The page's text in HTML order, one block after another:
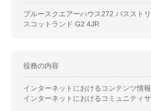
ブルースクエアーハウス272 バススト
スコットランド G2 4JR
役務の内容
インターネットにおけるコンテンツ情
インターネットにおけるコミュニティ